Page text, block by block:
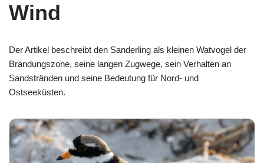
Wind
Der Artikel beschreibt den Sanderling als kleinen Watvogel der
Brandungszone, seine langen Zugwege, sein Verhalten an
Sandstränden und seine Bedeutung für Nord- und
Ostseeküsten.